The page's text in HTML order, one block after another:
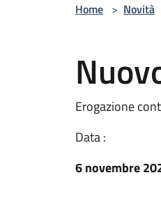
Home > Novità
Erogazione
Data :
6 novembre